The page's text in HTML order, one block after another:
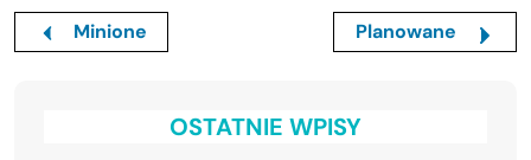
Minione Planowane
OSTATNIE WPISY